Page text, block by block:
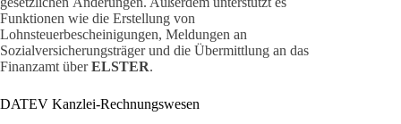
Funktionen wie die Erstellung von
Lohnsteuerbescheinigungen, Meldungen an
Sozialversicherungsträger und die Übermittlung an das
Finanzamt überELSTER.
DATEV Kanzlei-Rechnungswesen